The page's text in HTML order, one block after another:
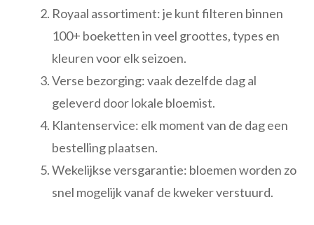
Royaal assortiment: je kunt filteren binnen
100+ boeketten in veel groottes, types en
kleuren voor elk seizoen.
Verse bezorging: vaak dezelfde dag al
geleverd door lokale bloemist.
Klantenservice: elk moment van de dag een
bestelling plaatsen.
Wekelijkse versgarantie: bloemen worden zo
snel mogelijk vanaf de kweker verstuurd.